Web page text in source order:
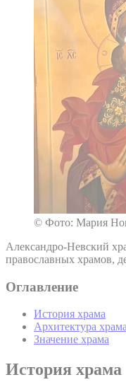
© Фото: Мария
Александро-Невский
православных храмов,
Оглавление
История храма
Архитектура храма
Значение храма
История храма